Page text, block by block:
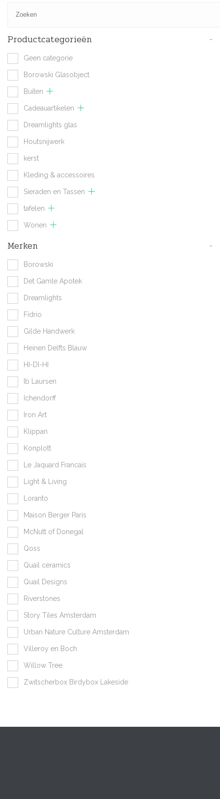
Productcategorieën -
Geen categorie
Borowski Glasobject
Buiten
Cadeauartikelen
Dreamlights glas
Houtsnijwerk
kerst
Kleding & accessoires
Sieraden en Tassen
tafelen
Wonen
Merken -
Borowski
Det Gamle Apotek
Dreamlights
Fidrio
Gilde Handwerk
Heinen Delfts Blauw
HI-DI-HI
Ib Laursen
Ichendorff
Iron Art
Klippan
Konplott
Le Jaquard Francais
Light & Living
Loranto
Maison Berger Paris
McNutt of Donegal
Qoss
Quail ceramics
Quail Designs
Riverstones
Story Tiles Amsterdam
Urban Nature Culture Amsterdam
Villeroy en Boch
Willow Tree
Zwitscherbox Birdybox Lakeside